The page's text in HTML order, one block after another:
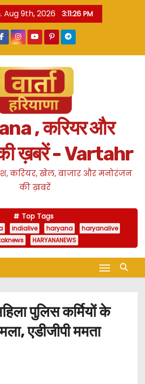
Aug 9th, 2026 3:11:27 PM
, करियर और
ख़बरें - Vartahr
करियर, खेल, बाजार और मनोरंजन
की ख़बरें
Top Tags
indialive haryana
haryanalive
HARYANANEWS
पुलिस कर्मियों के
एडीजीपी ममता